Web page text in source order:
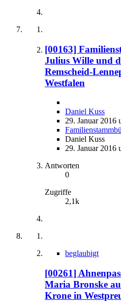
[00163]
Julius Wille und
Remscheid-
Westfalen
Daniel Kuss
29. Januar 2016
Daniel Kuss
29. Januar 2016
Antworten
0
Zugriffe
2,1k
beglaubigt
[00261]
Maria Bronske
Krone in